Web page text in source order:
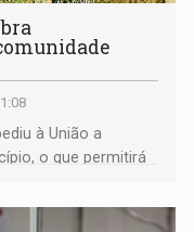
à União a
o que permitirá